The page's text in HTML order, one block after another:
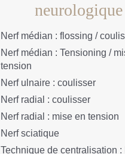
neurologique
Nerf médian : flossing /
Nerf médian : Tensioning /
tension
Nerf ulnaire : coulisser
Nerf radial : coulisser
Nerf radial : mise en tension
Nerf sciatique
Technique de centralisation :